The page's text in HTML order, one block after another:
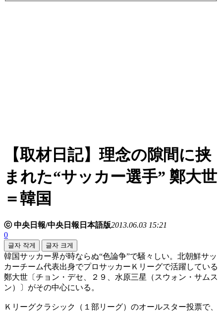
【取材日記】理念の隙間に挟
まれた“サッカー選手” 鄭大世
＝韓国
ⓒ 中央日報/中央日報日本語版2013.06.03 15:21
0
글자 작게 글자 크게
韓国サッカー界が時ならぬ“色論争”で騒々しい。北朝鮮サッ
カーチーム代表出身でプロサッカーＫリーグで活躍している
鄭大世〔チョン・デセ、２９、水原三星（スウォン・サムス
ン）〕がその中心にいる。
Ｋリーグクラシック（１部リーグ）のオールスター投票で、